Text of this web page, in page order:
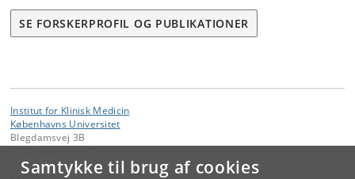
Samtykke til brug af cookies
SE FORSKERPROFIL OG PUBLIKATIONER
Institut for Klinisk Medicin
Københavns Universitet
Blegdamsvej 3B